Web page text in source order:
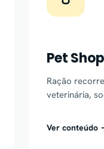
Pet Shop
Ração
veterinária,
Ver conteúdo